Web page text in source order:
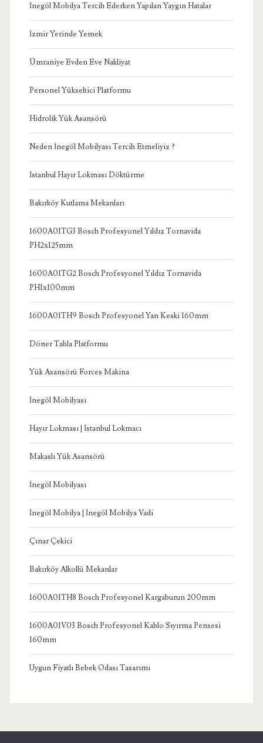
İnegöl Mobilya Tercih Ederken Yapılan Yaygın Hatalar
İzmir Yerinde Yemek
Ümraniye Evden Eve Nakliyat
Personel Yükseltici Platformu
Hidrolik Yük Asansörü
Neden İnegöl Mobilyası Tercih Etmeliyiz ?
İstanbul Hayır Lokması Döktürme
Bakırköy Kutlama Mekanları
1600A01TG3 Bosch Profesyonel Yıldız Tornavida
PH2x125mm
1600A01TG2 Bosch Profesyonel Yıldız Tornavida
PH1x100mm
1600A01TH9 Bosch Profesyonel Yan Keski 160mm
Döner Tabla Platformu
Yük Asansörü Forces Makina
İnegöl Mobilyası
Hayır Lokması | İstanbul Lokmacı
Makaslı Yük Asansörü
İnegöl Mobilyası
İnegöl Mobilya | İnegöl Mobilya Vadi
Çınar Çekici
Bakırköy Alkollü Mekanlar
1600A01TH8 Bosch Profesyonel Kargaburun 200mm
1600A01V03 Bosch Profesyonel Kablo Sıyırma Pensesi
160mm
Uygun Fiyatlı Bebek Odası Tasarımı